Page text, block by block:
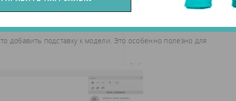
добавить подставку к модели. Это особенно полезно для